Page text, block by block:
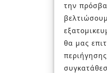
την
θα μας
DECO
€45.00 €